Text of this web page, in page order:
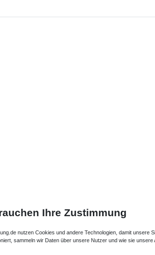
Ihre Zustimmung
nutzen Cookies und andere Technologien, damit
sammeln wir Daten über unsere Nutzer und wie sie unsere